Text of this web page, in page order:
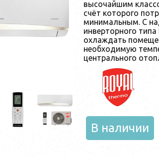
высочайшим
счёт которого
минимальным. С
инверторного
охлаждать
необходимую
центрального
В наличии